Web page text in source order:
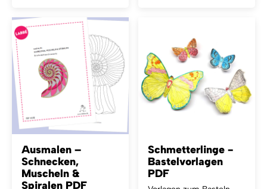
Ausmalen –
Schnecken,
Muscheln &
Spiralen PDF
Schmetterlinge -
Bastelvorlagen
PDF